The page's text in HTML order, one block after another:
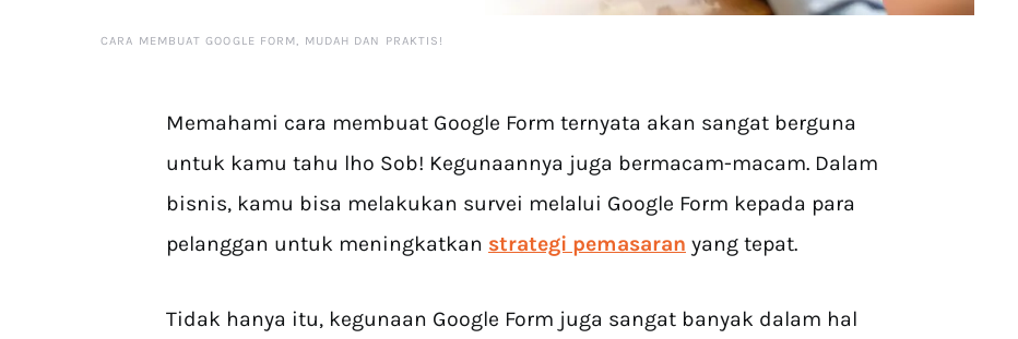
CARA MEMBUAT GOOGLE FORM, MUDAH DAN PRAKTIS!
Memahami cara membuat Google Form ternyata akan sangat berguna
untuk kamu tahu lho Sob! Kegunaannya juga bermacam-macam. Dalam
bisnis, kamu bisa melakukan survei melalui Google Form kepada para
pelanggan untuk meningkatkan strategi pemasaran yang tepat.
Tidak hanya itu, kegunaan Google Form juga sangat banyak dalam hal